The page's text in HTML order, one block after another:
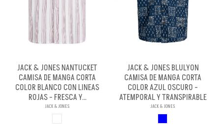
JACK & JONES NANTUCKET
CAMISA DE MANGA CORTA
COLOR BLANCO CON LINEAS
ROJAS - FRESCA Y...
JACK & JONES
JACK & JONES BLULYON
CAMISA DE MANGA CORTA
COLOR AZUL OSCURO -
ATEMPORAL Y TRANSPIRABLE
JACK & JONES